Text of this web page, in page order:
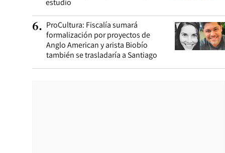
estudio
6. ProCultura: Fiscalía sumará
formalización por proyectos de
Anglo American y arista Biobío
también se trasladaría a Santiago